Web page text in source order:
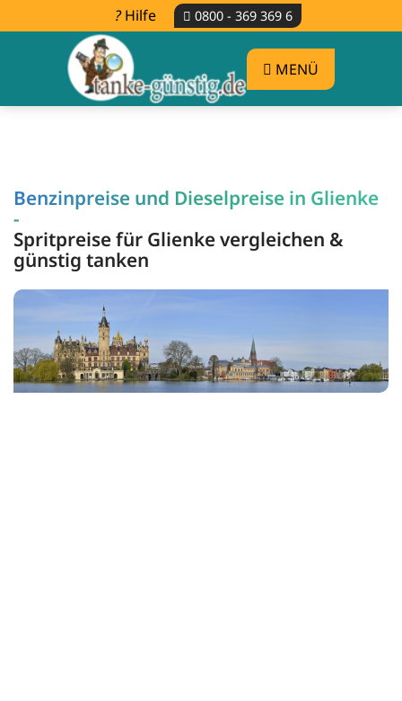
Hilfe 0800 - 369 369 6
MENÜ
Benzinpreise und Dieselpreise in Glienke
-
Spritpreise für Glienke vergleichen &
günstig tanken